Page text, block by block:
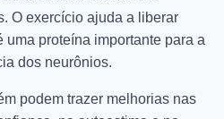
O exercício ajuda a liberar
uma proteína importante para a
dos neurônios.
podem trazer melhorias nas